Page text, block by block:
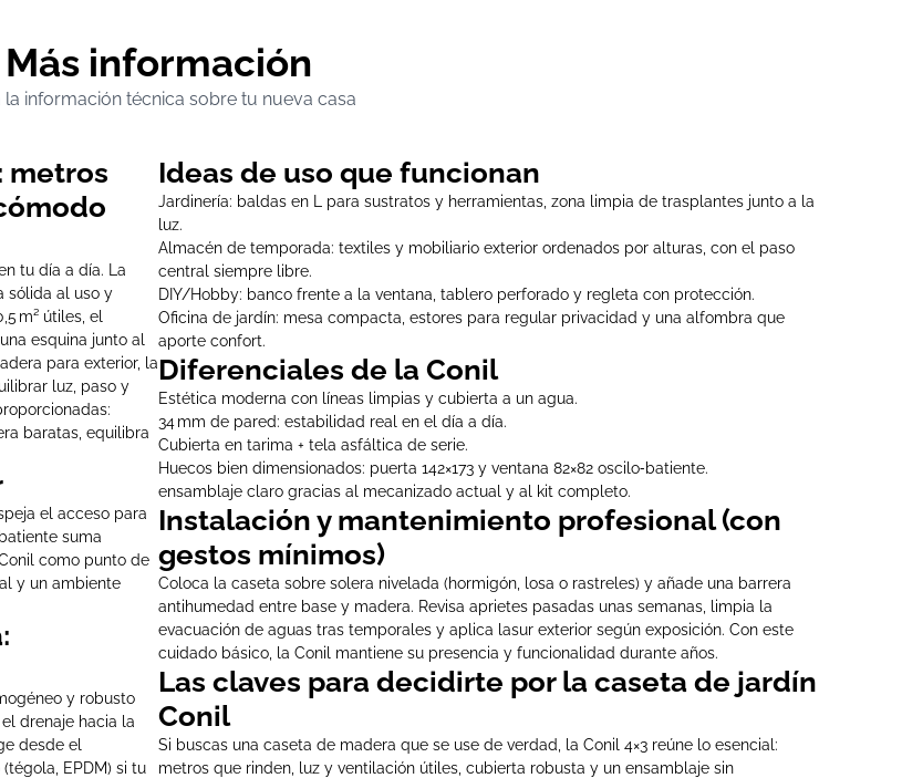
Más información
la información técnica sobre tu nueva casa
metros
tu día a día. La
sólida al uso y
m² útiles, el
esquina junto al
para exterior, la
luz, paso y
baratas, equilibra
el acceso para
suma
como punto de
y un ambiente
y robusto
drenaje hacia la
desde el
EPDM) si tu
Ideas de uso que funcionan
Jardinería: baldas en L para sustratos y herramientas, zona limpia de trasplantes junto a la
luz.
Almacén de temporada: textiles y mobiliario exterior ordenados por alturas, con el paso
central siempre libre.
DIY/Hobby: banco frente a la ventana, tablero perforado y regleta con protección.
Oficina de jardín: mesa compacta, estores para regular privacidad y una alfombra que
aporte confort.
Diferenciales de la Conil
Estética moderna con líneas limpias y cubierta a un agua.
34 mm de pared: estabilidad real en el día a día.
Cubierta en tarima + tela asfáltica de serie.
Huecos bien dimensionados: puerta 142×173 y ventana 82×82 oscilo‑batiente.
ensamblaje claro gracias al mecanizado actual y al kit completo.
Instalación y mantenimiento profesional (con
gestos mínimos)
Coloca la caseta sobre solera nivelada (hormigón, losa o rastreles) y añade una barrera
antihumedad entre base y madera. Revisa aprietes pasadas unas semanas, limpia la
evacuación de aguas tras temporales y aplica lasur exterior según exposición. Con este
cuidado básico, la Conil mantiene su presencia y funcionalidad durante años.
Las claves para decidirte por la caseta de jardín
Conil
Si buscas una caseta de madera que se use de verdad, la Conil 4×3 reúne lo esencial:
metros que rinden, luz y ventilación útiles, cubierta robusta y un ensamblaje sin